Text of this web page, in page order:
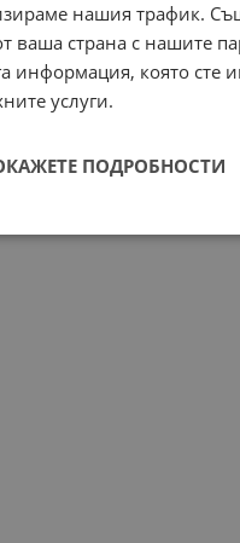
нашия трафик.
ваша страна с нашите
информация, която сте
услуги.
ПОДРОБНОСТИ